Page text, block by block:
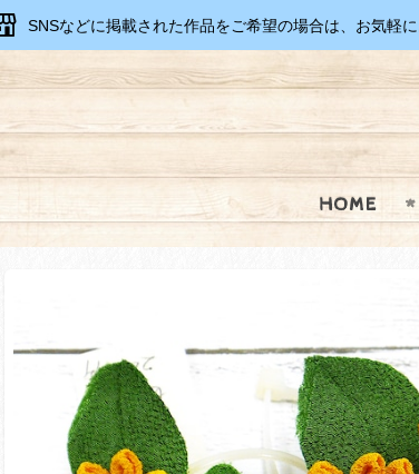
SNSなどに掲載された作品をご希望の場合は、お気軽に
HOME